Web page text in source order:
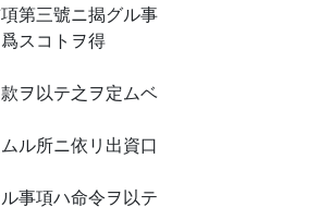
第三號ニ揭グル事
スコトヲ得
ヲ以テ之ヲ定ムベ
ル所ニ依リ出資口
事項ハ命令ヲ以テ